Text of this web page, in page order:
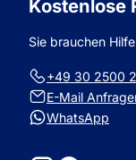
Kostenlose
Sie brauchen
+49 30 2500
E-Mail
WhatsApp